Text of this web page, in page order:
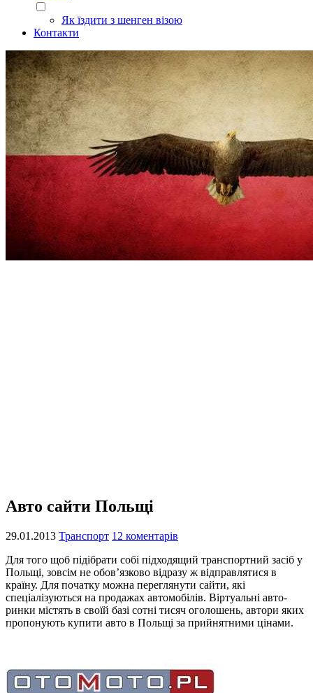
Як їздити з шенген візою
Контакти
Авто сайти Польщі
29.01.2013 Транспорт 12 коментарів
Для того щоб підібрати собі підходящий транспортний засіб у
Польщі, зовсім не обов’язково відразу ж відправлятися в
країну. Для початку можна переглянути сайти, які
спеціалізуються на продажах автомобілів. Віртуальні авто-
ринки містять в своїй базі сотні тисяч оголошень, автори яких
пропонують купити авто в Польщі за прийнятними цінами.